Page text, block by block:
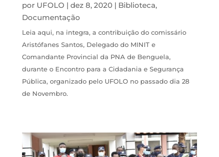
por UFOLO | dez 8, 2020| Biblioteca,
Documentação
Leia aqui, na integra, a contribuição do comissário
Aristófanes Santos, Delegado do MINIT e
Comandante Provincial da PNA de Benguela,
durante o Encontro para a Cidadania e Segurança
Pública, organizado pelo UFOLO no passado dia 28
de Novembro.